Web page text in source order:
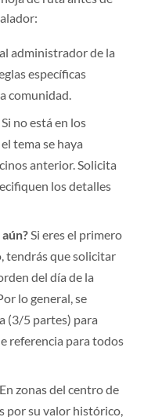
administrador de la
específicas
comunidad.
no está en los
tema se haya
anterior. Solicita
los detalles
Si eres el primero
tendrás que solicitar
del día de la
lo general, se
(3/5 partes) para
referencia para todos
zonas del centro de
por su valor histórico,